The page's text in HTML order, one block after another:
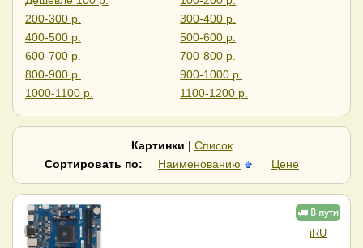
200-300 р.
300-400 р.
400-500 р.
500-600 р.
600-700 р.
700-800 р.
800-900 р.
900-1000 р.
1000-1100 р.
1100-1200 р.
1500-2000 р.
Дороже 2000 р.
Картинки | Список
Сортировать по:
Наименованию Цене
iRU